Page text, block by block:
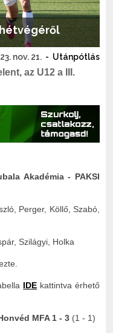
nov. 21. - Utánpótlás
az U12 a III.
Akadémia - PAKSI
Perger, Köllő, Szabó,
Szilágyi, Holka
IDE kattintva érhető
MFA 1 - 3 (1 - 1)